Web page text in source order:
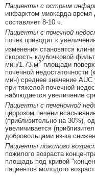
Пациенты с острым
инфарктом миокарда время
составляет 8-10 ч.
Пациенты с почечной
почек приводит к
изменения становятся
скорость клубочковой
мин/1.73 м2 площади
почечной недостаточности
мин) среднее значение
при тяжелой почечной
наблюдается увеличение
Пациенты с печеночной
циррозом печени
(приблизительно на 30%),
увеличивается
добровольцами из-за
Пациенты пожилого
пожилого возраста
площадь под кривой
пациентов молодого